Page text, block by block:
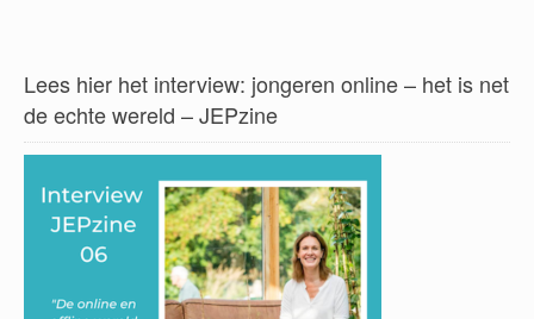
Lees hier het interview: jongeren online – het is net
de echte wereld – JEPzine